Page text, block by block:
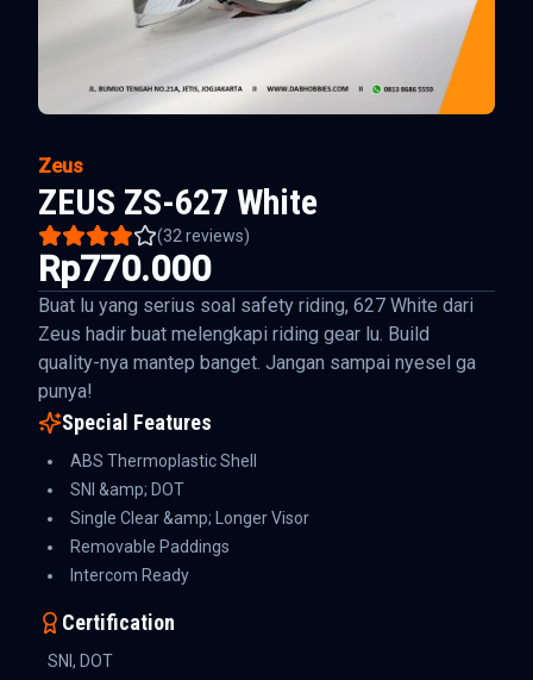
Zeus
ZEUS ZS-627 White
(32 reviews)
Rp770.000
Buat lu yang serius soal safety riding, 627 White dari
Zeus hadir buat melengkapi riding gear lu. Build
quality-nya mantep banget. Jangan sampai nyesel ga
punya!
Special Features
ABS Thermoplastic Shell
SNI &amp; DOT
Single Clear &amp; Longer Visor
Removable Paddings
Intercom Ready
Certification
SNI, DOT